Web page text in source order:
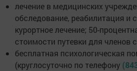
лечение в медицинских
обследование, реабилитация и
курортное лечение; 50-
стоимости путевки для членов
бесплатная психологическая
(круглосуточно по телефону